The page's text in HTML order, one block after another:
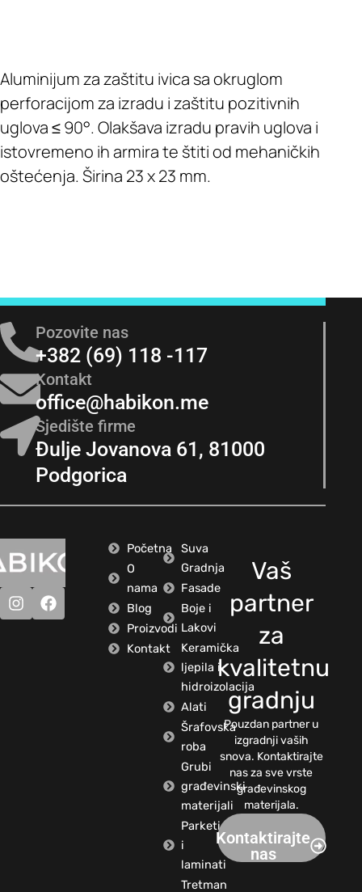
Aluminijum za zaštitu ivica sa okruglom
perforacijom za izradu i zaštitu pozitivnih
uglova ≤ 90°. Olakšava izradu pravih uglova i
istovremeno ih armira te štiti od mehaničkih
oštećenja. Širina 23 х 23 mm.
Pozovite nas
+382 (69) 118 -117
Kontakt
office@habikon.me
Sjedište firme
Đulje Jovanova 61, 81000
Podgorica
Početna
O
nama
Blog
Proizvodi
Kontakt
Suva
Gradnja
Fasade
Boje i
Lakovi
Keramička
ljepila i
hidroizolacija
Alati
Šrafovska
roba
Grubi
građevinski
materijali
Parketi
i
laminati
Tretman
Vaš
partner
za
kvalitetnu
gradnju
Pouzdan partner u
izgradnji vaših
snova. Kontaktirajte
nas za sve vrste
građevinskog
materijala.
Kontaktirajte
nas